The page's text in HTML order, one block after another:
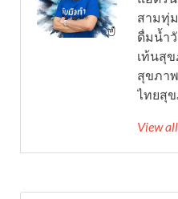
สามทุ่
ดื่มน้ำ
เท้นสุข
สุขภา
ไทยสุ
View